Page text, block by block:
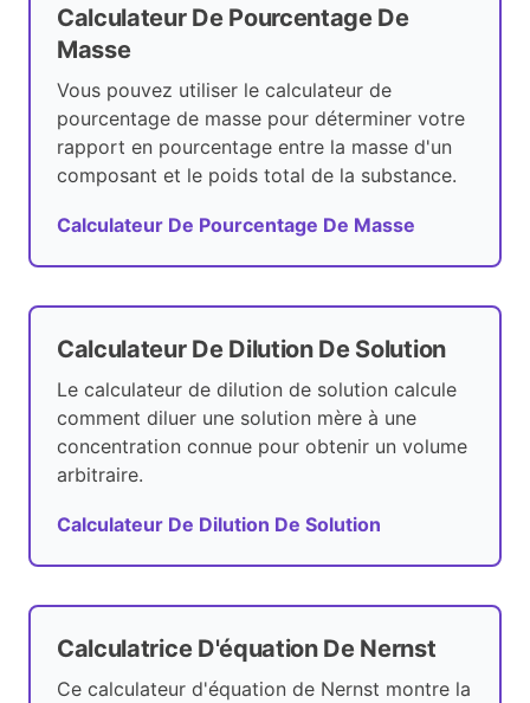
Calculateur De Pourcentage De
Masse
Vous pouvez utiliser le calculateur de
pourcentage de masse pour déterminer votre
rapport en pourcentage entre la masse d'un
composant et le poids total de la substance.
Calculateur De Pourcentage De Masse
Calculateur De Dilution De Solution
Le calculateur de dilution de solution calcule
comment diluer une solution mère à une
concentration connue pour obtenir un volume
arbitraire.
Calculateur De Dilution De Solution
Calculatrice D'équation De Nernst
Ce calculateur d'équation de Nernst montre la